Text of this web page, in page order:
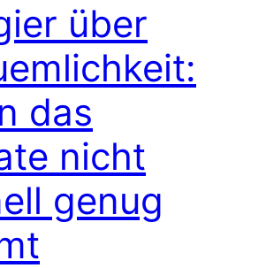
über
das
nicht
genug